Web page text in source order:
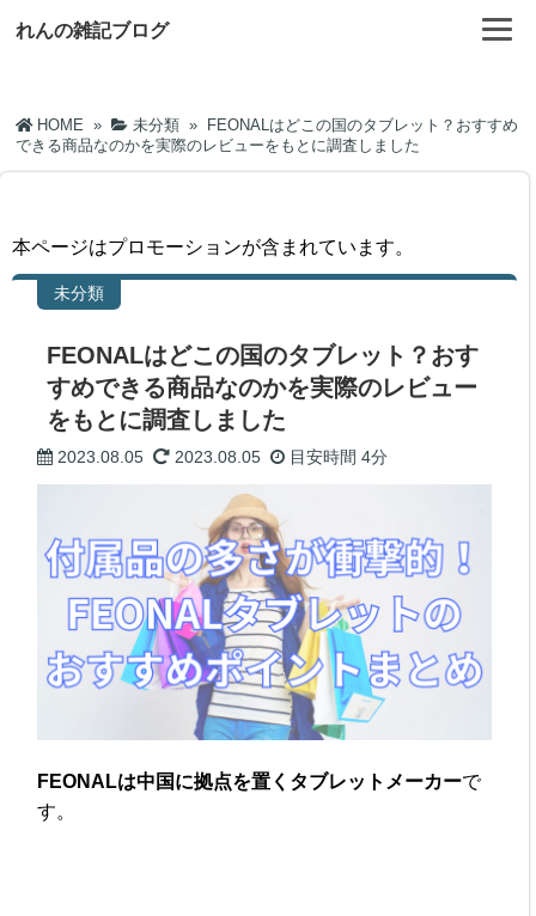
れんの雑記ブログ
HOME » 未分類 »
FEONALはどこの国のタブレット？おすすめ
できる商品なのかを実際のレビューをもとに調査しました
本ページはプロモーションが含まれています。
未分類
FEONALはどこの国のタブレット？おす
すめできる商品なのかを実際のレビュー
をもとに調査しました
2023.08.05 2023.08.05 目安時間4分
FEONALは中国に拠点を置くタブレットメーカーで
す。